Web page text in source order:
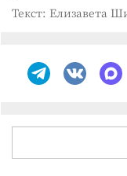
Текст: Елизавета